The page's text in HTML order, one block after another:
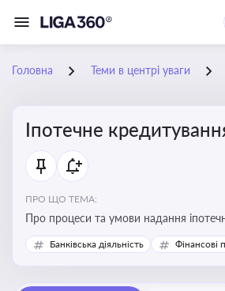
Головна Теми в центрі уваги
Іпотечне
ПРО ЩО ТЕМА:
Про процеси та умови надання
зміни у законодавстві та тенденції на
Банківська діяльність Фінансові